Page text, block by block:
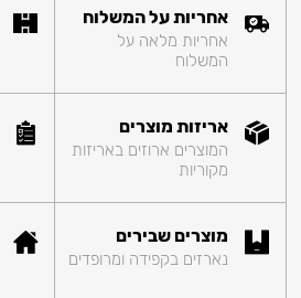
אחריות על המשלוח
אחריות מלאה על
המשלוח
אריזות מוצרים
המוצרים ארוזים באריזות
מקוריות
מוצרים שבירים
נארזים בקפידה ומרופדים